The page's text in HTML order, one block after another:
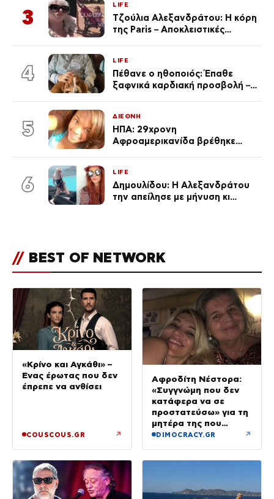
3
LIFE
Τζούλια Αλεξανδράτου: Η κόρη
της Paris – Αποκλειστικές
4
LIFE
Πέθανε ο ηθοποιός: Έπαθε
ξαφνικά καρδιακή προσβολή – Η
5
ΔΙΕΘΝΗ
ΗΠΑ: 29χρονη
Αφροαμερικανίδα βρέθηκε
6
LIFE
Δημουλίδου: Η Αλεξανδράτου
την απείλησε με μήνυση κι
// BEST OF NETWORK
«Κρίνο και Αγκάθι» –
Ένας έρωτας που δεν
έπρεπε να ανθίσει
COUSCOUS.GR ↗
Αφροδίτη Νέστορα:
«Συγγνώμη που δεν
κατάφερα να σε
προστατεύσω» για τη
μητέρα της που
σκοτώθηκε στην
DIMOCRACY.GR ↗